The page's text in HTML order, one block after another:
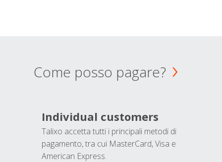
Come posso pagare?
Individual customers
Talixo accetta tutti i principali metodi di
pagamento, tra cui MasterCard, Visa e
American Express.